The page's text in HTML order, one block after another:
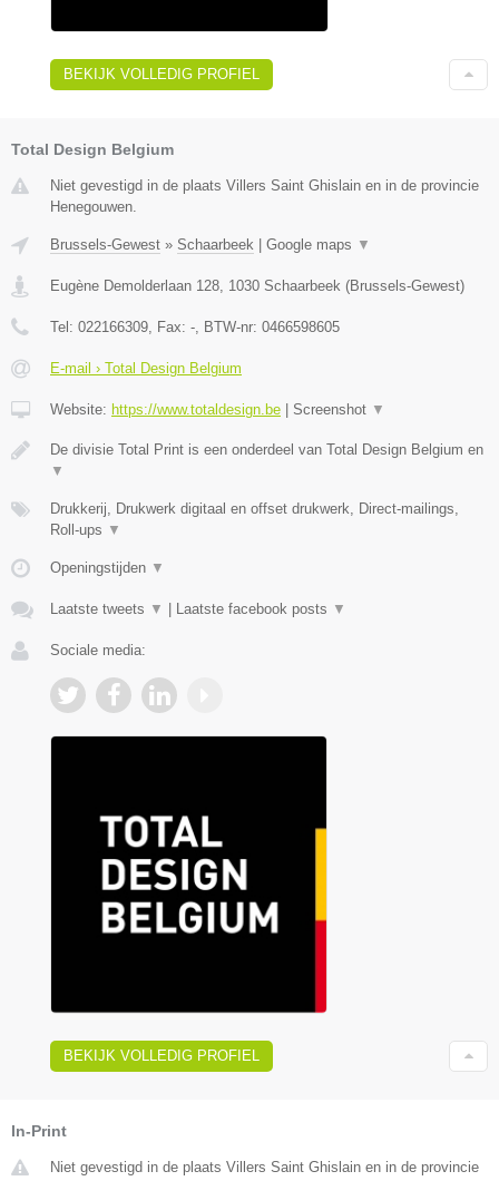
BEKIJK VOLLEDIG PROFIEL
Total Design Belgium
Niet gevestigd in de plaats Villers Saint Ghislain en in de provincie
Henegouwen.
Brussels-Gewest » Schaarbeek | Google maps ▼
Eugène Demolderlaan 128 1030 Schaarbeek (Brussels-Gewest)
Tel: 022166309 , Fax: - , BTW-nr: 0466598605
E-mail › Total Design Belgium
Website: https://www.totaldesign.be | Screenshot ▼
De divisie Total Print is een onderdeel van Total Design Belgium en
▼
Drukkerij, Drukwerk digitaal en offset drukwerk, Direct-mailings,
Roll-ups ▼
Openingstijden ▼
Laatste tweets ▼ | Laatste facebook posts ▼
Sociale media:
BEKIJK VOLLEDIG PROFIEL
In-Print
Niet gevestigd in de plaats Villers Saint Ghislain en in de provincie